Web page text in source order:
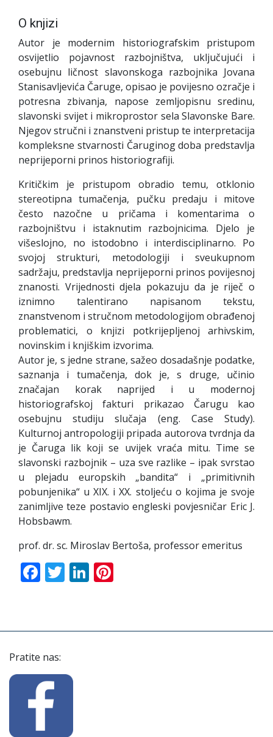
O knjizi
Autor je modernim historiografskim pristupom
osvijetlio pojavnost razbojništva, uključujući i
osebujnu ličnost slavonskoga razbojnika Jovana
Stanisavljevića Čaruge, opisao je povijesno ozračje i
potresna zbivanja, napose zemljopisnu sredinu,
slavonski svijet i mikroprostor sela Slavonske Bare.
Njegov stručni i znanstveni pristup te interpretacija
kompleksne stvarnosti Čaruginog doba predstavlja
neprijeporni prinos historiografiji.
Kritičkim je pristupom obradio temu, otklonio
stereotipna tumačenja, pučku predaju i mitove
često nazočne u pričama i komentarima o
razbojništvu i istaknutim razbojnicima. Djelo je
višeslojno, no istodobno i interdisciplinarno. Po
svojoj strukturi, metodologiji i sveukupnom
sadržaju, predstavlja neprijeporni prinos povijesnoj
znanosti. Vrijednosti djela pokazuju da je riječ o
iznimno talentirano napisanom tekstu,
znanstvenom i stručnom metodologijom obrađenoj
problematici, o knjizi potkrijepljenoj arhivskim,
novinskim i knjiškim izvorima.
Autor je, s jedne strane, sažeo dosadašnje podatke,
saznanja i tumačenja, dok je, s druge, učinio
značajan korak naprijed i u modernoj
historiografskoj fakturi prikazao Čarugu kao
osebujnu studiju slučaja (eng. Case Study).
Kulturnoj antropologiji pripada autorova tvrdnja da
je Čaruga lik koji se uvijek vraća mitu. Time se
slavonski razbojnik – uza sve razlike – ipak svrstao
u plejadu europskih „bandita“ i „primitivnih
pobunjenika“ u XIX. i XX. stoljeću o kojima je svoje
zanimljive teze postavio engleski povjesničar Eric J.
Hobsbawm.
prof. dr. sc. Miroslav Bertoša, professor emeritus
Facebook
TwitterLinkedIn
Pratite nas: